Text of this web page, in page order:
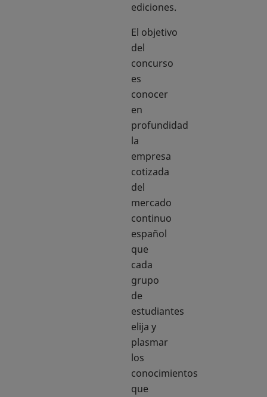
ediciones.
El objetivo
del
concurso
es
conocer
en
profundidad
la
empresa
cotizada
del
mercado
continuo
español
que
cada
grupo
de
estudiantes
elija y
plasmar
los
conocimientos
que